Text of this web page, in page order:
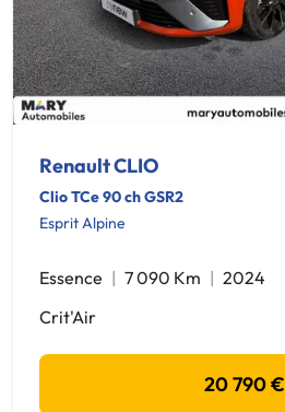
Renault CLIO
Clio TCe 90 ch GSR2
Esprit Alpine
Essence 7 090 Km
2024
Crit'Air
20 790 €